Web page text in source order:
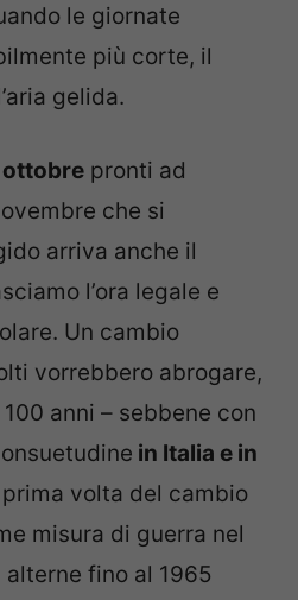
le giornate
più corte, il
gelida.
ottobre pronti ad
che si
arriva anche il
l’ora legale e
Un cambio
vorrebbero abrogare,
anni – sebbene con
in Italia e in
volta del cambio
misura di guerra nel
alterne fino al 1965